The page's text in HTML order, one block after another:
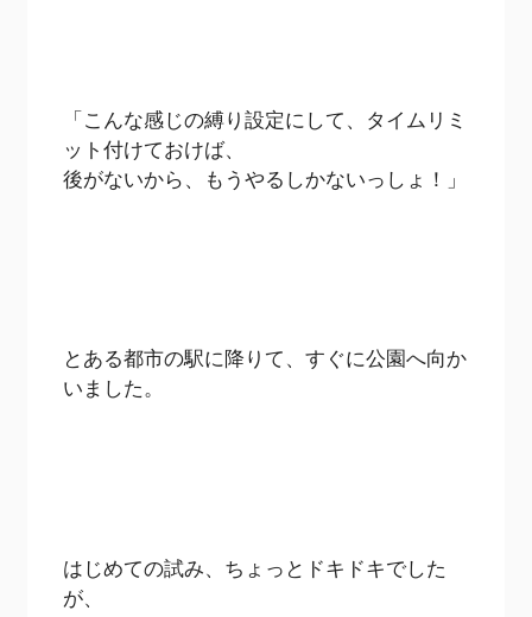
「こんな感じの縛り設定にして、タイムリミ
ット付けておけば、
後がないから、もうやるしかないっしょ！」
とある都市の駅に降りて、すぐに公園へ向か
いました。
はじめての試み、ちょっとドキドキでした
が、